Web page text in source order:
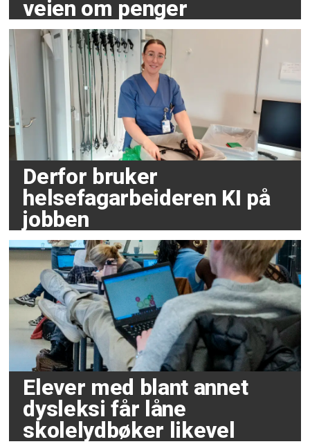
veien om penger
Derfor bruker
helsefagarbeideren KI på
jobben
Elever med blant annet
dysleksi får låne
skolelydbøker likevel